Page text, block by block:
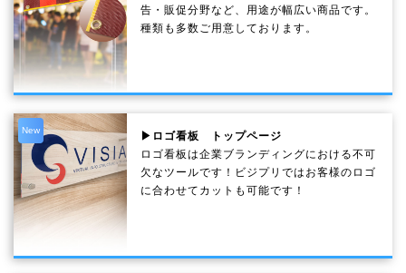
告・販促分野など、用途が幅広い商品です。
種類も多数ご用意しております。
New
▶ロゴ看板 トップページ
ロゴ看板は企業ブランディングにおける不可
欠なツールです！ビジプリではお客様のロゴ
に合わせてカットも可能です！